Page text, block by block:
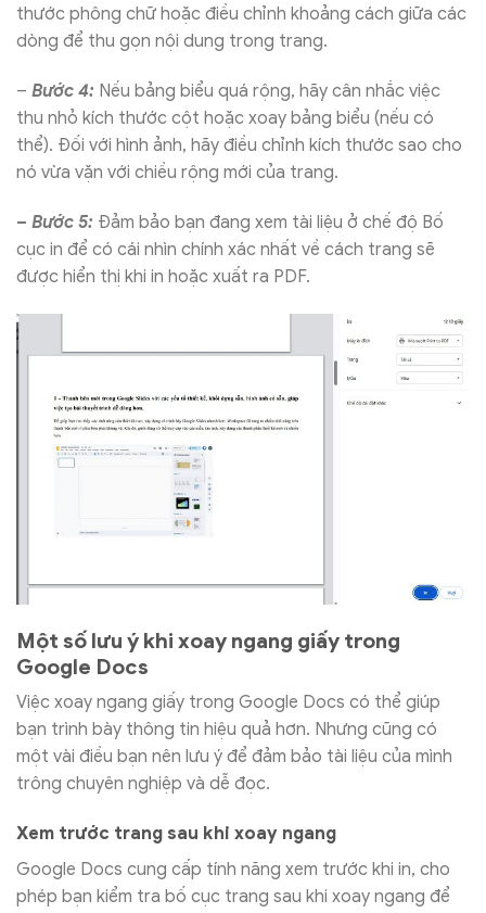
thước phông chữ hoặc điều chỉnh khoảng cách giữa các
dòng để thu gọn nội dung trong trang.
– Bước 4: Nếu bảng biểu quá rộng, hãy cân nhắc việc
thu nhỏ kích thước cột hoặc xoay bảng biểu (nếu có
thể). Đối với hình ảnh, hãy điều chỉnh kích thước sao cho
nó vừa vặn với chiều rộng mới của trang.
– Bước 5: Đảm bảo bạn đang xem tài liệu ở chế độ Bố
cục in để có cái nhìn chính xác nhất về cách trang sẽ
được hiển thị khi in hoặc xuất ra PDF.
Một số lưu ý khi xoay ngang giấy trong
Google Docs
Việc xoay ngang giấy trong Google Docs có thể giúp
bạn trình bày thông tin hiệu quả hơn. Nhưng cũng có
một vài điều bạn nên lưu ý để đảm bảo tài liệu của mình
trông chuyên nghiệp và dễ đọc.
Xem trước trang sau khi xoay ngang
Google Docs cung cấp tính năng xem trước khi in, cho
phép bạn kiểm tra bố cục trang sau khi xoay ngang để